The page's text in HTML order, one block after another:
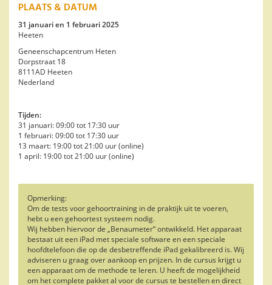
PLAATS & DATUM
31 januari en 1 februari 2025
Heeten
Geneenschapcentrum Heten
Dorpstraat 18
8111AD Heeten
Nederland
Tijden:
31 januari: 09:00 tot 17:30 uur
1 februari: 09:00 tot 17:30 uur
13 maart: 19:00 tot 21:00 uur (online)
1 april: 19:00 tot 21:00 uur (online)
Opmerking:
Om de tests voor gehoortraining in de praktijk uit te voeren,
hebt u een gehoortest systeem nodig.
Wij hebben hiervoor de „Benaumeter“ ontwikkeld. Het apparaat
bestaat uit een iPad met speciale software en een speciale
hoofdtelefoon die op de desbetreffende iPad gekalibreerd is. Wij
adviseren u graag over aankoop en prijzen. In de cursus krijgt u
een apparaat om de methode te leren. U heeft de mogelijkheid
om het complete pakket al voor de cursus te bestellen en direct